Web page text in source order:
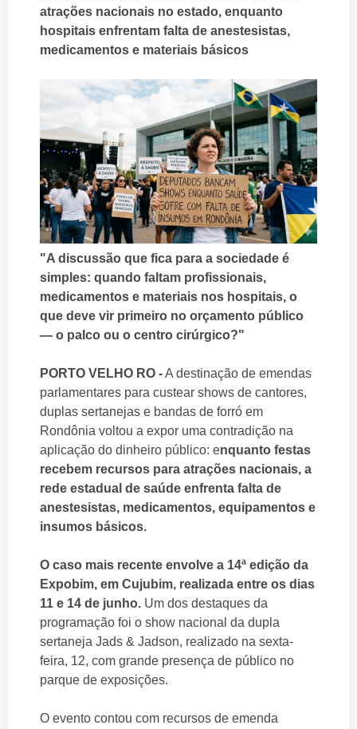
atrações nacionais no estado, enquanto
hospitais enfrentam falta de anestesistas,
medicamentos e materiais básicos
"A discussão que fica para a sociedade é
simples: quando faltam profissionais,
medicamentos e materiais nos hospitais, o
que deve vir primeiro no orçamento público
— o palco ou o centro cirúrgico?"
PORTO VELHO RO -A destinação de emendas
parlamentares para custear shows de cantores,
duplas sertanejas e bandas de forró em
Rondônia voltou a expor uma contradição na
aplicação do dinheiro público: enquanto festas
recebem recursos para atrações nacionais, a
rede estadual de saúde enfrenta falta de
anestesistas, medicamentos, equipamentos e
insumos básicos.
O caso mais recente envolve a 14ª edição da
Expobim, em Cujubim, realizada entre os dias
11 e 14 de junho. Um dos destaques da
programação foi o show nacional da dupla
sertaneja Jads & Jadson, realizado na sexta-
feira, 12, com grande presença de público no
parque de exposições.
O evento contou com recursos de emenda